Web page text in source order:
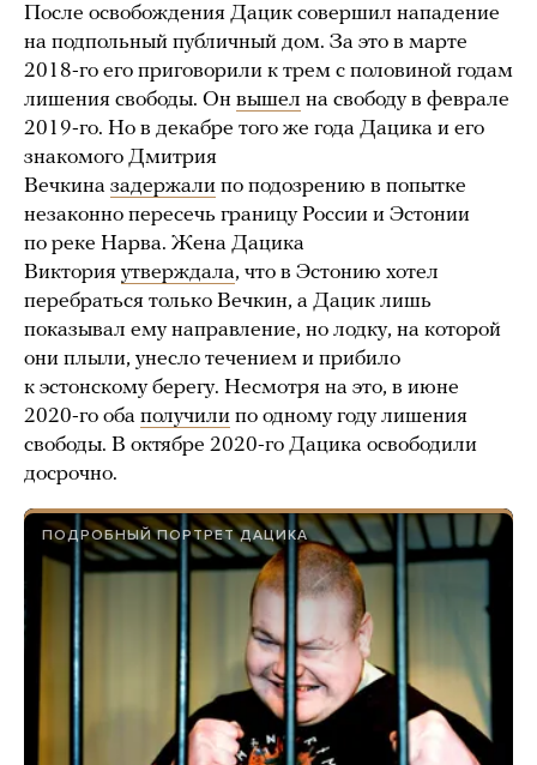
После освобождения Дацик совершил нападение
на подпольный публичный дом. За это в марте
2018-го его приговорили к трем с половиной годам
лишения свободы. Он вышел на свободу в феврале
2019-го. Но в декабре того же года Дацика и его
знакомого Дмитрия
Вечкина задержали по подозрению в попытке
незаконно пересечь границу России и Эстонии
по реке Нарва. Жена Дацика
Виктория утверждала, что в Эстонию хотел
перебраться только Вечкин, а Дацик лишь
показывал ему направление, но лодку, на которой
они плыли, унесло течением и прибило
к эстонскому берегу. Несмотря на это, в июне
2020-го оба получили по одному году лишения
свободы. В октябре 2020-го Дацика освободили
досрочно.
ПОДРОБНЫЙ ПОРТРЕТ ДАЦИКА